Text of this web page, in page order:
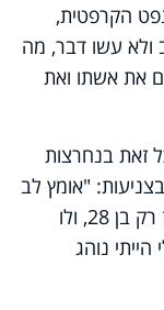
הקרפטית,
ולא עשו דבר, מה
את אשתו ואת
זאת בנחרצות
"אומץ לב
קשור קשר הדוק לאי ידיעה. לולא הייתי אז רק בן 28, ולו
נוהג